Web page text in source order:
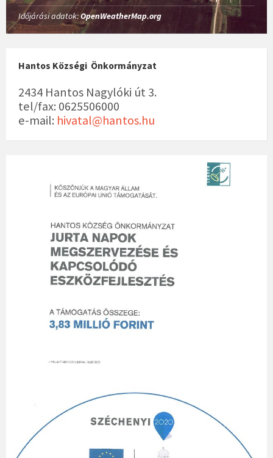
Időjárási adatok:OpenWeatherMap.org
Hantos Községi Önkormányzat
2434 Hantos Nagylóki út 3.
tel/fax: 0625506000
e-mail: hivatal@hantos.hu